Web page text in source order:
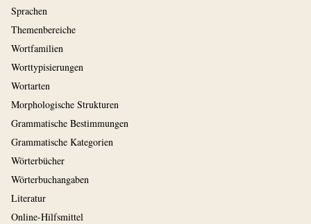
Sprachen
Themenbereiche
Wortfamilien
Worttypisierungen
Wortarten
Morphologische Strukturen
Grammatische Bestimmungen
Grammatische Kategorien
Wörterbücher
Wörterbuchangaben
Literatur
Online-Hilfsmittel